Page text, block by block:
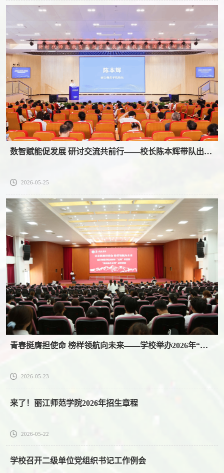
数智赋能促发展 研讨交流共前行——校长陈本辉带队出席新时代师范教育高质量发展助推教育强国建设研讨会
2026-05-25
青春挺膺担使命 榜样领航向未来——学校举办2026年“五四”评优暨第五届“张桂梅-榜样的力量”校园艺术周成果展演
2026-05-23
来了！丽江师范学院2026年招生章程
2026-05-22
学校召开二级单位党组织书记工作例会